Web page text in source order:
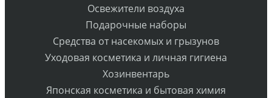
Освежители воздуха
Подарочные наборы
Средства от насекомых и грызунов
Уходовая косметика и личная гигиена
Хозинвентарь
Японская косметика и бытовая химия